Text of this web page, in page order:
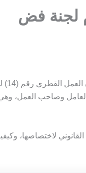
لجنة فض
العامل وصاحب العمل،
لاختصاصها،